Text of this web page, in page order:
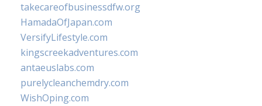
takecareofbusinessdfw.org
HamadaOfJapan.com
VersifyLifestyle.com
kingscreekadventures.com
antaeuslabs.com
purelycleanchemdry.com
WishOping.com